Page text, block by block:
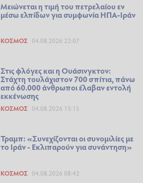
Μειώνεται η τιμή του πετρελαίου εν
μέσω ελπίδων για συμφωνία ΗΠΑ-Ιράν
ΚΌΣΜΟΣ 04.08.2026 22:07
Στις φλόγες και η Ουάσινγκτον:
Στάχτη τουλάχιστον 700 σπίτια, πάνω
από 60.000 άνθρωποι έλαβαν εντολή
εκκένωσης
ΚΌΣΜΟΣ 04.08.2026 15:15
Τραμπ: «Συνεχίζονται οι συνομιλίες με
το Ιράν - Εκλιπαρούν για συνάντηση»
ΚΌΣΜΟΣ 04.08.2026 08:42